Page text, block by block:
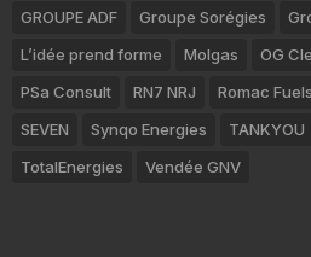
GROUPE ADF
Groupe Sorégies
L’idée prend forme
Molgas OG
PSa Consult
RN7 NRJ Romac Fuels
SEVEN
Synqo Energies TANKYOU
TotalEnergies
Vendée GNV